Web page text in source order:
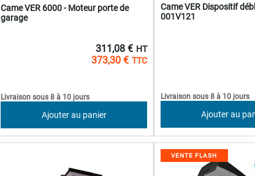
Came VER 6000 - Moteur porte de
garage
373,30 €
311,08 €
Livraison sous 8 à 10 jours
Ajouter au panier
Came VER Dispositif
001V121
Livraison sous 8 à 10 jours
Ajouter au
VENTE FLASH